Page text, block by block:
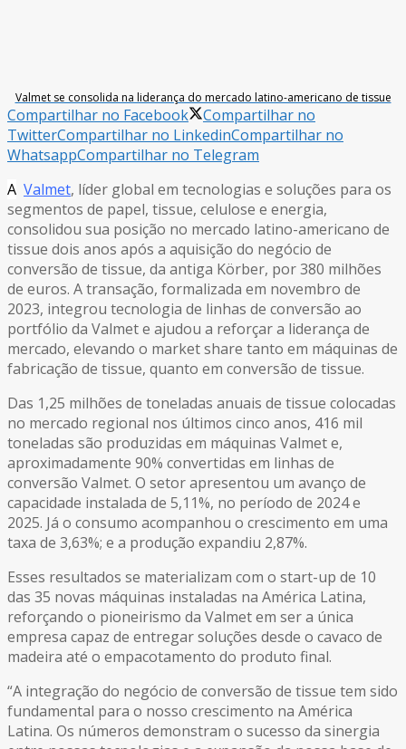
Valmet se consolida na liderança do mercado latino-americano de tissue
Compartilhar no Facebook
Compartilhar no
TwitterCompartilhar no LinkedinCompartilhar no
WhatsappCompartilhar no Telegram
A Valmet, líder global em tecnologias e soluções para os
segmentos de papel, tissue, celulose e energia,
consolidou sua posição no mercado latino-americano de
tissue dois anos após a aquisição do negócio de
conversão de tissue, da antiga Körber, por 380 milhões
de euros. A transação, formalizada em novembro de
2023, integrou tecnologia de linhas de conversão ao
portfólio da Valmet e ajudou a reforçar a liderança de
mercado, elevando o market share tanto em máquinas de
fabricação de tissue, quanto em conversão de tissue.
Das 1,25 milhões de toneladas anuais de tissue colocadas
no mercado regional nos últimos cinco anos, 416 mil
toneladas são produzidas em máquinas Valmet e,
aproximadamente 90% convertidas em linhas de
conversão Valmet. O setor apresentou um avanço de
capacidade instalada de 5,11%, no período de 2024 e
2025. Já o consumo acompanhou o crescimento em uma
taxa de 3,63%; e a produção expandiu 2,87%.
Esses resultados se materializam com o start-up de 10
das 35 novas máquinas instaladas na América Latina,
reforçando o pioneirismo da Valmet em ser a única
empresa capaz de entregar soluções desde o cavaco de
madeira até o empacotamento do produto final.
“A integração do negócio de conversão de tissue tem sido
fundamental para o nosso crescimento na América
Latina. Os números demonstram o sucesso da sinergia